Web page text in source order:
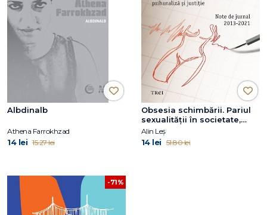
Albdinalb
Athena Farrokhzad
14 lei 15.27 lei
Obsesia schimbării. Pariul
sexualității în societate,
psihanaliză și justiție
Alin Leș
14 lei 51.80 lei
-71%